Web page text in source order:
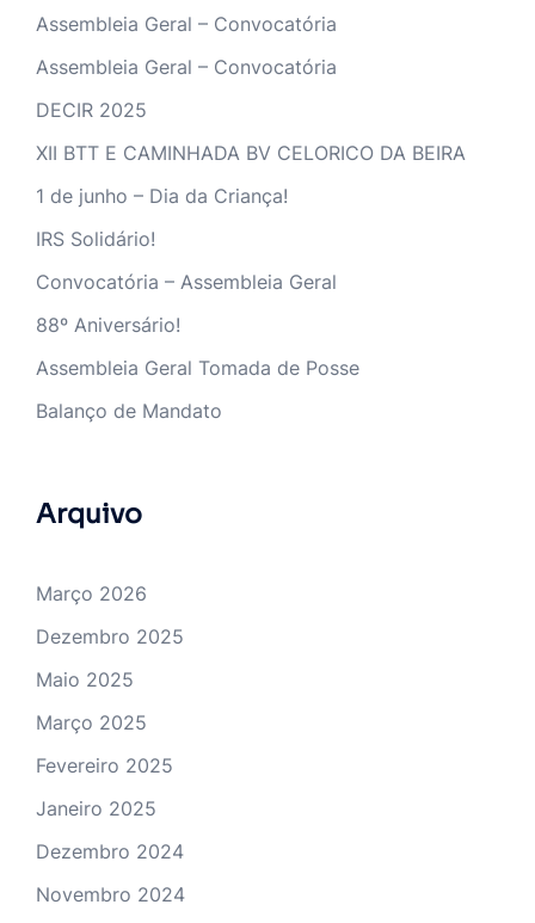
Assembleia Geral – Convocatória
Assembleia Geral – Convocatória
DECIR 2025
XII BTT E CAMINHADA BV CELORICO DA BEIRA
1 de junho – Dia da Criança!
IRS Solidário!
Convocatória – Assembleia Geral
88º Aniversário!
Assembleia Geral Tomada de Posse
Balanço de Mandato
Arquivo
Março 2026
Dezembro 2025
Maio 2025
Março 2025
Fevereiro 2025
Janeiro 2025
Dezembro 2024
Novembro 2024